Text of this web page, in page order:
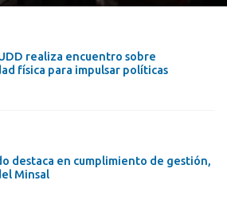
realiza encuentro sobre
física para impulsar políticas
destaca en cumplimiento de gestión,
Minsal